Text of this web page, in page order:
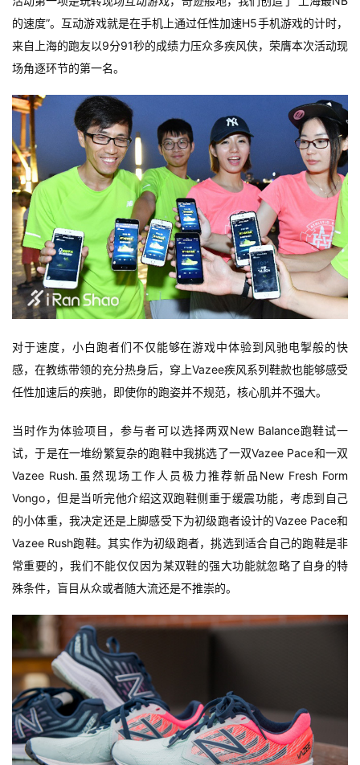
的速度”。互动游戏就是在手机上通过任性加速H5手机游戏的计时，
来自上海的跑友以9分91秒的成绩力压众多疾风侠，荣膺本次活动现
场角逐环节的第一名。
对于速度，小白跑者们不仅能够在游戏中体验到风驰电掣般的快
感，在教练带领的充分热身后，穿上Vazee疾风系列鞋款也能够感受
任性加速后的疾驰，即使你的跑姿并不规范，核心肌并不强大。
当时作为体验项目，参与者可以选择两双New Balance跑鞋试一
试，于是在一堆纷繁复杂的跑鞋中我挑选了一双Vazee Pace和一双
Vazee Rush.虽然现场工作人员极力推荐新品New Fresh Form
Vongo，但是当听完他介绍这双跑鞋侧重于缓震功能，考虑到自己
的小体重，我决定还是上脚感受下为初级跑者设计的Vazee Pace和
Vazee Rush跑鞋。其实作为初级跑者，挑选到适合自己的跑鞋是非
常重要的，我们不能仅仅因为某双鞋的强大功能就忽略了自身的特
殊条件，盲目从众或者随大流还是不推崇的。